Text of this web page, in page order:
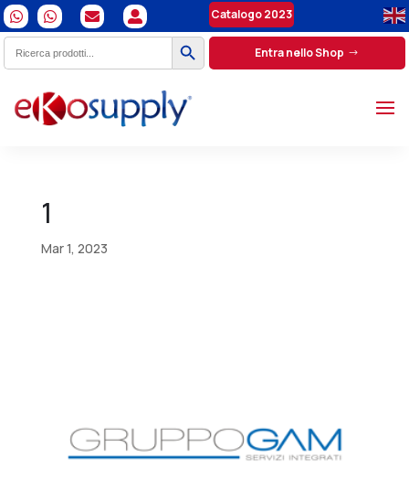
    Catalogo 2023
Search
for:
Search Button
Entra nello Shop
1
Mar 1, 2023